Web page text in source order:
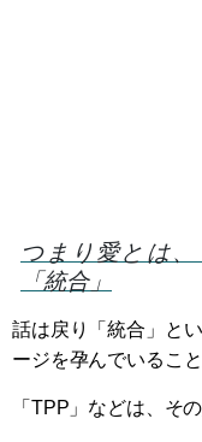
つまり愛とは
「統合」
話は戻り「統合」と
ージを孕んでいるこ
「TPP」などは、そ